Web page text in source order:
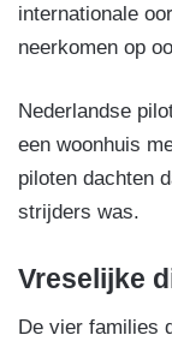
internationale
neerkomen op
Nederlandse
een woonhuis
piloten dachten
strijders was.
Vreselijke
De vier families